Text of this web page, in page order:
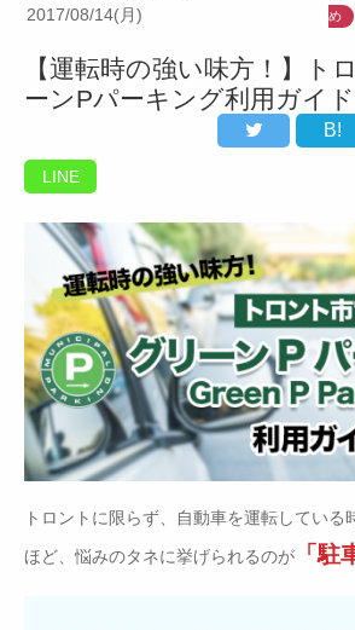
2017/08/14(月)
め
【運転時の強い味方！】ト
ーンPパーキング利用ガイド
B!
LINE
トロントに限らず、自動車を運転している
ほど、悩みのタネに挙げられるのが
「駐